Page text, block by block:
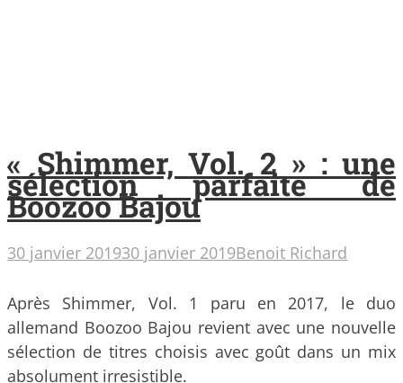
« Shimmer, Vol. 2 » : une
sélection parfaite de
Boozoo Bajou
30 janvier 201930 janvier 2019Benoit Richard
Après Shimmer, Vol. 1 paru en 2017, le duo
allemand Boozoo Bajou revient avec une nouvelle
sélection de titres choisis avec goût dans un mix
absolument irresistible.